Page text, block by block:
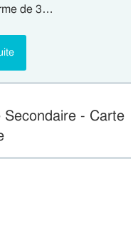
de 3…
- Carte